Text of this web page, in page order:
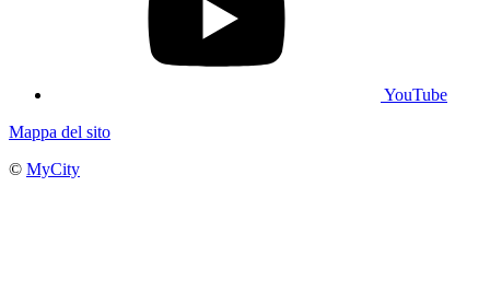
YouTube
Mappa del sito
© MyCity